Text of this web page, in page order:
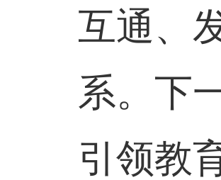
互通、
系。下
引领教